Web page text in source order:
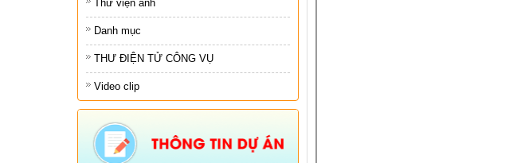
Thư viện ảnh
Danh mục
THƯ ĐIỆN TỬ CÔNG VỤ
Video clip